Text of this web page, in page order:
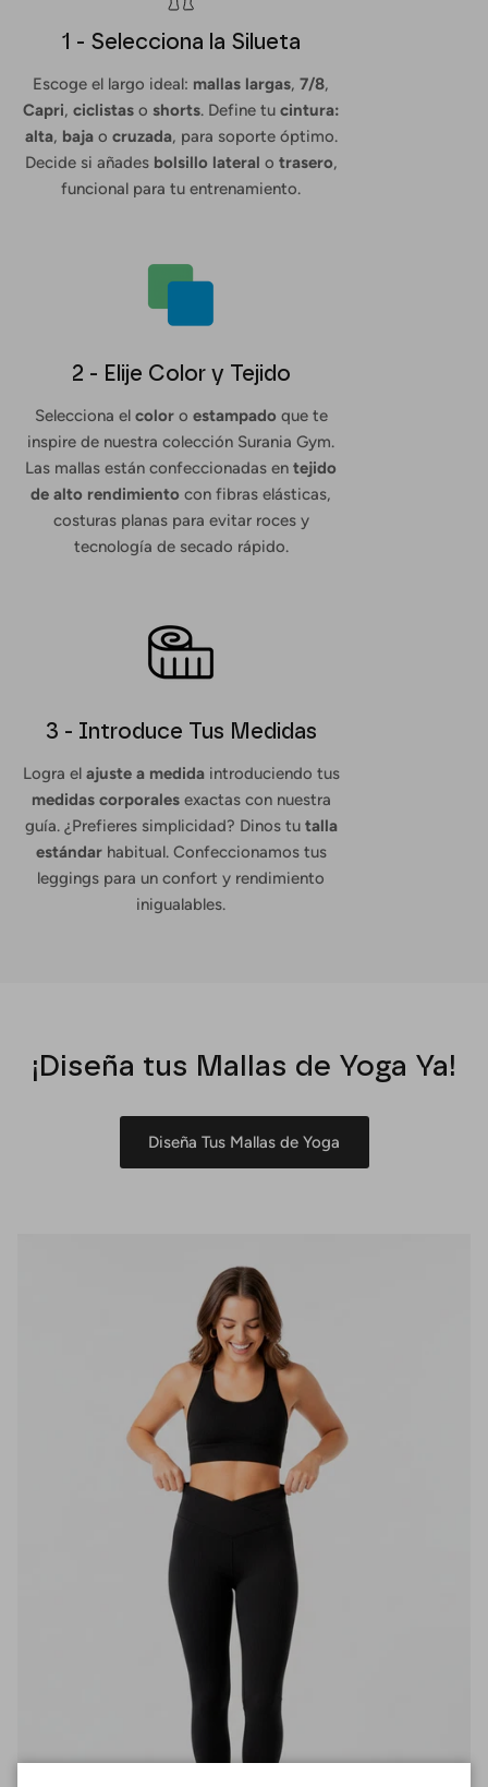
1 - Selecciona la Silueta
Escoge el largo ideal: mallas largas, 7/8,
Capri, ciclistaso shorts. Define tu cintura:
alta, bajao cruzada, para soporte óptimo.
Decide si añades bolsillo lateral o trasero,
funcional para tu entrenamiento.
2 - Elije Color y Tejido
Selecciona el coloro estampadoque te
inspire de nuestra colección Surania Gym.
Las mallas están confeccionadas en tejido
de alto rendimiento con fibras elásticas,
costuras planas para evitar roces y
tecnología de secado rápido.
3 - Introduce Tus Medidas
Logra el ajuste a medidaintroduciendo tus
medidas corporalesexactas con nuestra
guía. ¿Prefieres simplicidad? Dinos tu talla
estándarhabitual. Confeccionamos tus
leggings para un confort y rendimiento
inigualables.
¡Diseña tus Mallas de Yoga Ya!
Diseña Tus Mallas de Yoga